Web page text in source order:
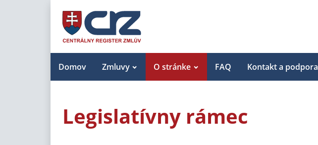
Domov Zmluvy O stránke FAQ Kontakt a podpora
Legislatívny rámec